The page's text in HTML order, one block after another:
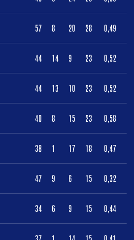
57 8 20 28 0,49
44 14 9 23 0,52
44 13 10 23 0,52
40 8 15 23 0,58
38 1 17 18 0,47
47 9 6 15 0,32
34 6 9 15 0,44
37 1 14 15 0,41